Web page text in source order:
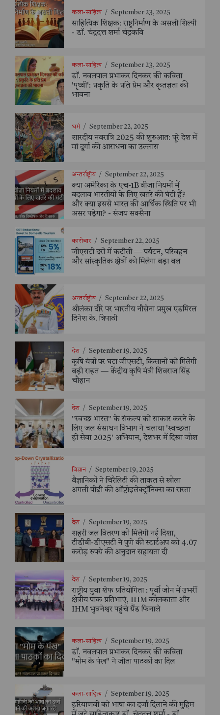
कला-साहित्य / September 23, 2025
साहित्यिक शिक्षक: राष्ट्रनिर्माण के असली शिल्पी
- डॉ. चंद्रदत्त शर्मा चंद्रकवि
कला-साहित्य / September 23, 2025
डॉ. नवलपाल प्रभाकर दिनकर की कविता
'पृथ्वी': प्रकृति के प्रति प्रेम और कृतज्ञता की
भावना
धर्म / September 22, 2025
शारदीय नवरात्रि 2025 की शुरुआत: पूरे देश में
मां दुर्गा की आराधना का उल्लास
अन्तर्राष्ट्रीय / September 22, 2025
क्या अमेरिका के एच-1B वीज़ा नियमों में
बदलाव भारतीयों के लिए खतरे की घंटी हैं?
और क्या इससे भारत की आर्थिक स्थिति पर भी
असर पड़ेगा? - संजय सक्सैना
कारोबार / September 22, 2025
जीएसटी दरों में कटौती — पर्यटन, परिवहन
और सांस्कृतिक क्षेत्रों को मिलेगा बड़ा बल
अन्तर्राष्ट्रीय / September 22, 2025
श्रीलंका दौरे पर भारतीय नौसेना प्रमुख एडमिरल
दिनेश के. त्रिपाठी
देश / September 19, 2025
कृषि यंत्रों पर घटा जीएसटी, किसानों को मिलेगी
बड़ी राहत — केंद्रीय कृषि मंत्री शिवराज सिंह
चौहान
देश / September 19, 2025
"स्वच्छ भारत" के संकल्प को साकार करने के
लिए जल संसाधन विभाग ने चलाया 'स्वच्छता
ही सेवा 2025' अभियान, देशभर में दिखा जोश
विज्ञान / September 19, 2025
वैज्ञानिकों ने चिरैलिटी की ताकत से खोला
अगली पीढ़ी की ऑप्टोइलेक्ट्रॉनिक्स का रास्ता
देश / September 19, 2025
शहरी जल वितरण को मिलेगी नई दिशा,
टीडीबी-डीएसटी ने पुणे की स्टार्टअप को 4.07
करोड़ रुपये की अनुदान सहायता दी
देश / September 19, 2025
राष्ट्रीय युवा शेफ प्रतियोगिता : पूर्वी जोन में उभरीं
क्षेत्रीय पाक प्रतिभाएं, IHM कोलकाता और
IHM भुवनेश्वर पहुंचे ग्रैंड फिनाले
कला-साहित्य / September 19, 2025
डॉ. नवलपाल प्रभाकर दिनकर की कविता
"मोम के पंख" ने जीता पाठकों का दिल
कला-साहित्य / September 19, 2025
हरियाणवी को भाषा का दर्जा दिलाने की मुहिम